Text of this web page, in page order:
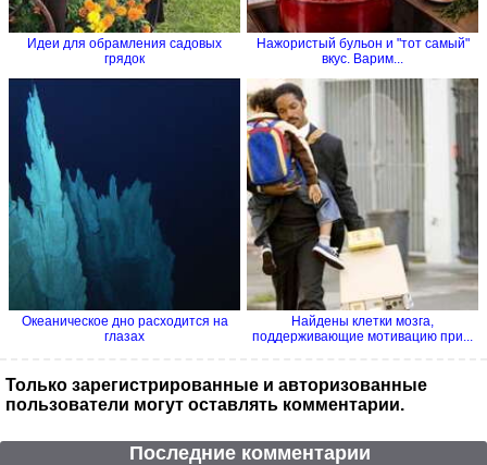
Идеи для обрамления садовых
грядок
Нажористый бульон и "тот самый"
вкус. Варим...
Океаническое дно расходится на
глазах
Найдены клетки мозга,
поддерживающие мотивацию при...
Только зарегистрированные и авторизованные
пользователи могут оставлять комментарии.
Последние комментарии